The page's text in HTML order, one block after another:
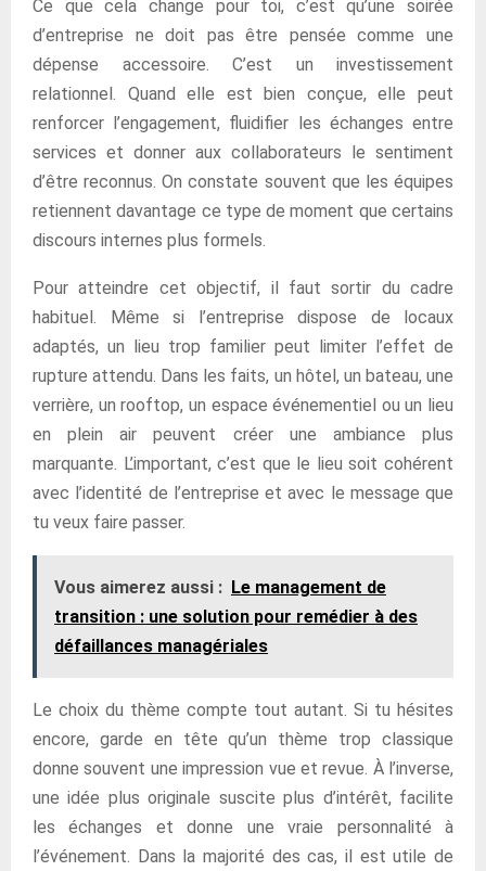
Ce que cela change pour toi, c’est qu’une soirée
d’entreprise ne doit pas être pensée comme une
dépense accessoire. C’est un investissement
relationnel. Quand elle est bien conçue, elle peut
renforcer l’engagement, fluidifier les échanges entre
services et donner aux collaborateurs le sentiment
d’être reconnus. On constate souvent que les équipes
retiennent davantage ce type de moment que certains
discours internes plus formels.
Pour atteindre cet objectif, il faut sortir du cadre
habituel. Même si l’entreprise dispose de locaux
adaptés, un lieu trop familier peut limiter l’effet de
rupture attendu. Dans les faits, un hôtel, un bateau, une
verrière, un rooftop, un espace événementiel ou un lieu
en plein air peuvent créer une ambiance plus
marquante. L’important, c’est que le lieu soit cohérent
avec l’identité de l’entreprise et avec le message que
tu veux faire passer.
Vous aimerez aussi : Le management de
transition : une solution pour remédier à des
défaillances managériales
Le choix du thème compte tout autant. Si tu hésites
encore, garde en tête qu’un thème trop classique
donne souvent une impression vue et revue. À l’inverse,
une idée plus originale suscite plus d’intérêt, facilite
les échanges et donne une vraie personnalité à
l’événement. Dans la majorité des cas, il est utile de